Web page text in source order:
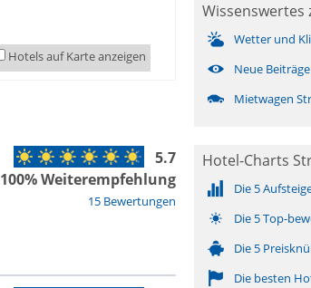
Hotels auf Karte anzeigen
15 Bewertungen
5.7
100% Weiterempfehlung
Wissenswertes
Wetter und
Neue
Mietwagen
Hotel-Charts
Die 5
Die 5 Top-
Die 5
Die besten